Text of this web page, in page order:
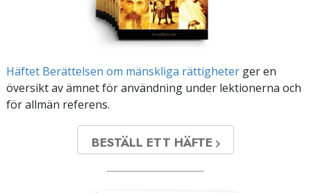
Häftet Berättelsen om mänskliga rättigheter ger en
översikt av ämnet för användning under lektionerna och
för allmän referens.
BESTÄLL ETT HÄFTE